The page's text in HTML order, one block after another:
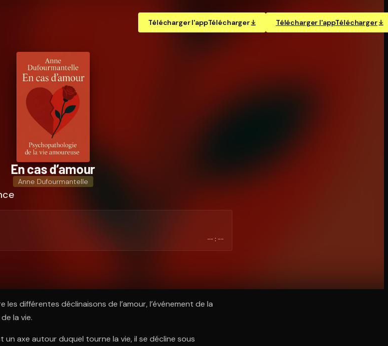
Télécharger l'appTélécharger Télécharger l'appTélécharger
En cas d’amour
Anne Dufourmantelle
--:--
différentes déclinaisons de l’amour, l’événement de la
la vie.
un axe autour duquel tourne la vie, il se décline sous